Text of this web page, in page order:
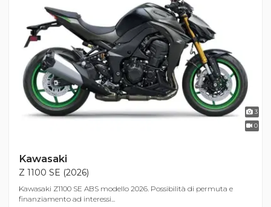
3
0
Kawasaki
Z 1100 SE (2026)
Kawasaki Z1100 SE ABS modello 2026. Possibilità di permuta e
finanziamento ad interessi...